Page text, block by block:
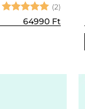
Értékelés:
(2)
64990 Ft